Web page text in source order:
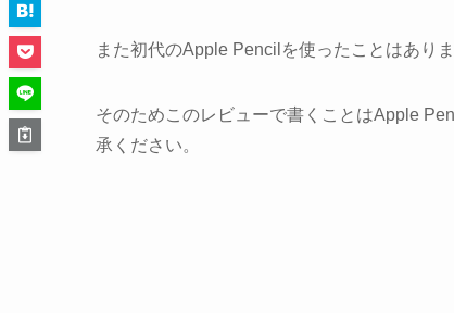
また初代のApple Pencilを使ったことはありま
そのためこのレビューで書くことはApple
承ください。